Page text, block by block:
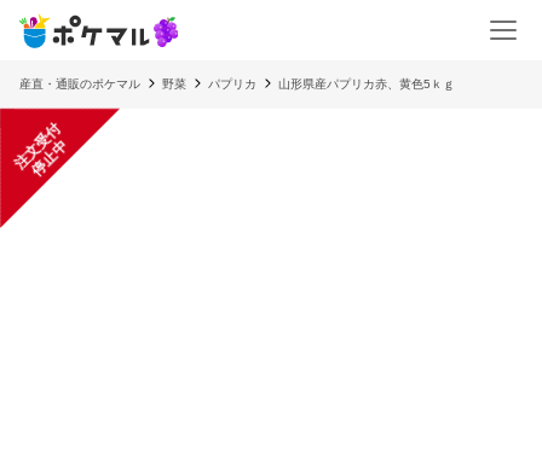
産直・通販のポケマル 野菜 パプリカ 山形県産パプリカ赤、黄色5ｋｇ
注
文
受
付
停
止
中